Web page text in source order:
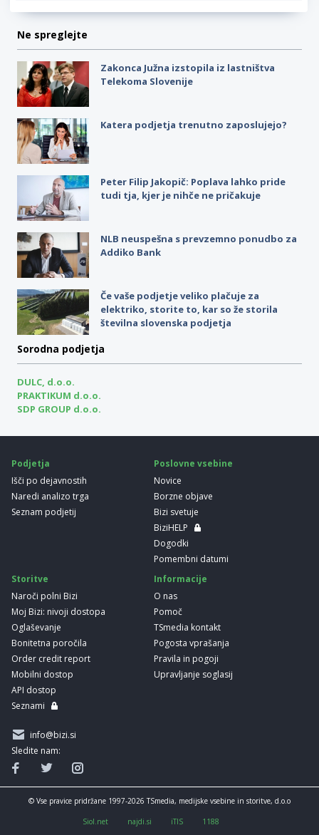
Ne spreglejte
Zakonca Južna izstopila iz lastništva
Telekoma Slovenije
Katera podjetja trenutno zaposlujejo?
Peter Filip Jakopič: Poplava lahko pride
tudi tja, kjer je nihče ne pričakuje
NLB neuspešna s prevzemno ponudbo za
Addiko Bank
Če vaše podjetje veliko plačuje za
elektriko, storite to, kar so že storila
številna slovenska podjetja
Sorodna podjetja
DULC, d.o.o.
PRAKTIKUM d.o.o.
SDP GROUP d.o.o.
Podjetja
Išči po dejavnostih
Naredi analizo trga
Seznam podjetij
Poslovne vsebine
Novice
Borzne objave
Bizi svetuje
BiziHELP
Dogodki
Pomembni datumi
Storitve
Naroči polni Bizi
Moj Bizi: nivoji dostopa
Oglaševanje
Bonitetna poročila
Order credit report
Mobilni dostop
API dostop
Seznami
Informacije
O nas
Pomoč
TSmedia kontakt
Pogosta vprašanja
Pravila in pogoji
Upravljanje soglasij
info@bizi.si
Sledite nam:
© Vse pravice pridržane 1997-2026 TSmedia, medijske vsebine in storitve, d.o.o
Siol.net najdi.si iTIS 1188